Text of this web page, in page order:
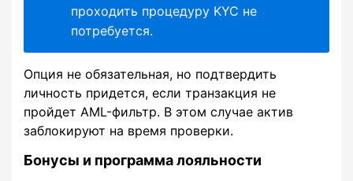
проходить процедуру KYC не
потребуется.
Опция не обязательная, но подтвердить
личность придется, если транзакция не
пройдет AML-фильтр. В этом случае актив
заблокируют на время проверки.
Бонусы и программа лояльности